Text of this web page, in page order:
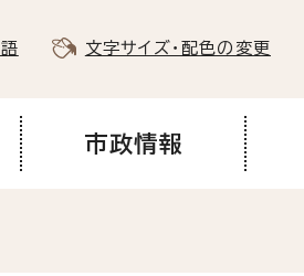
文字サイズ・配色の変更
市政情報